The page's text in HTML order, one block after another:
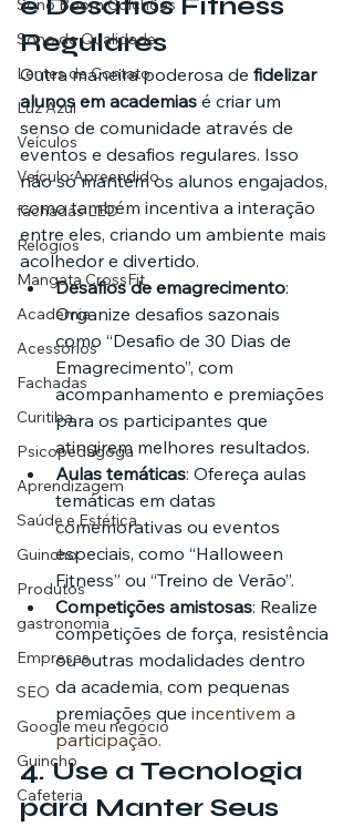
Sono Boom Colchões
Sono de Qualidade
Lentes de Contato
Luz Azul
Veículos
Veículo Apreendido
fachadas LED
Relógios
Mangata CrossFit
Academia
Acessórios
Fachadas
Curitiba
Psicopedagoga
Aprendizagem
Saúde e Estética
Guincho
Produtos
gastronomia
Empresas
SEO
Google meu negócio
Guincho
Cafeteria
e Desafios Fitness
Regulares
Outra maneira poderosa de fidelizar
alunos em academias é criar um
senso de comunidade através de
eventos e desafios regulares. Isso
não só mantém os alunos engajados,
como também incentiva a interação
entre eles, criando um ambiente mais
acolhedor e divertido.
Desafios de emagrecimento:
Organize desafios sazonais
como “Desafio de 30 Dias de
Emagrecimento”, com
acompanhamento e premiações
para os participantes que
atingirem melhores resultados.
Aulas temáticas: Ofereça aulas
temáticas em datas
comemorativas ou eventos
especiais, como “Halloween
Fitness” ou “Treino de Verão”.
Competições amistosas: Realize
competições de força, resistência
ou outras modalidades dentro
da academia, com pequenas
premiações que incentivem a
participação.
4. Use a Tecnologia
para Manter Seus